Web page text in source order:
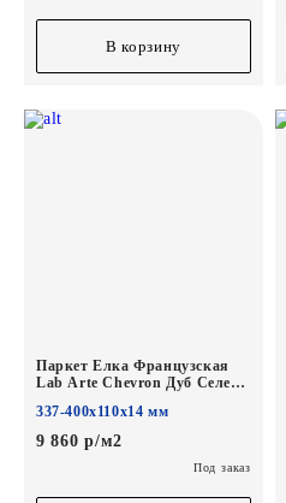
В корзину
Паркет Елка Французская
Lab Arte Chevron Дуб Селект
400/337х110х14/3/60°
337-400х110х14 мм
9 860 р/м2
Под заказ